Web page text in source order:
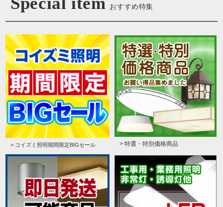
おすすめ特集
> コイズミ照明期間限定BIGセール > 特選・特別価格商品